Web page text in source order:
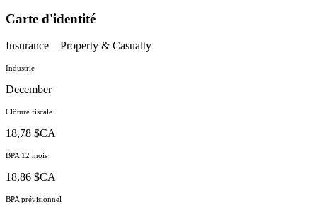
Carte d'identité
Insurance—Property & Casualty
Industrie
December
Clôture fiscale
18,78 $CA
BPA 12 mois
18,86 $CA
BPA prévisionnel